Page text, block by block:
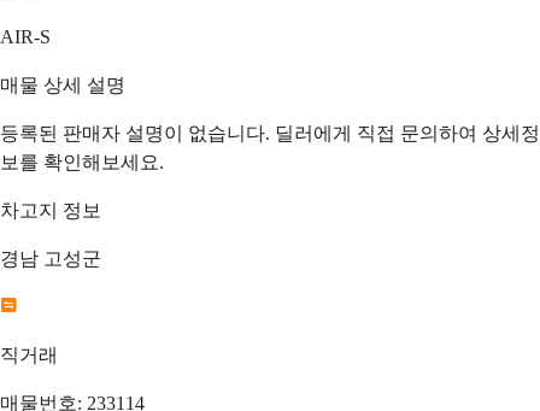
AIR-S
매물 상세 설명
등록된 판매자 설명이 없습니다. 딜러에게 직접 문의하여 상세정
보를 확인해보세요.
차고지 정보
경남 고성군
직거래
매물번호: 233114